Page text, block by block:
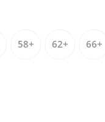
58+ 62+ 66+